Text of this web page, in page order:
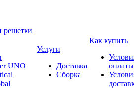
решетки
UNO
Услуги
Доставка
Сборка
Как купить
оплаты